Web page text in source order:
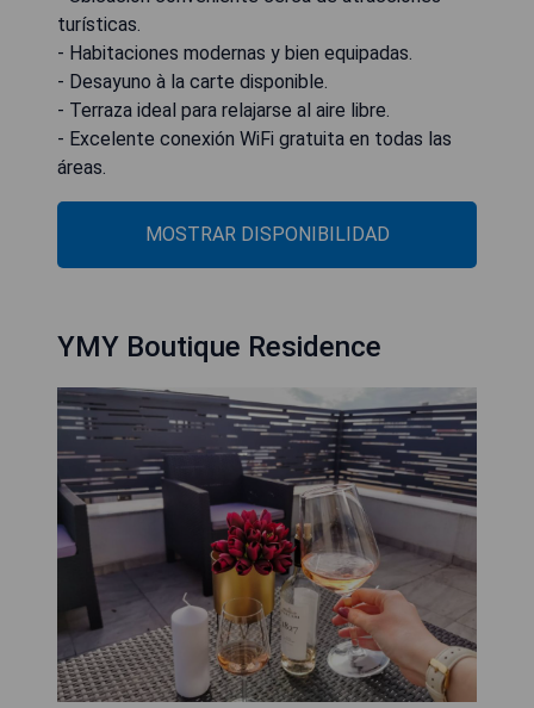
turísticas.
- Habitaciones modernas y bien equipadas.
- Desayuno à la carte disponible.
- Terraza ideal para relajarse al aire libre.
- Excelente conexión WiFi gratuita en todas las
áreas.
MOSTRAR DISPONIBILIDAD
YMY Boutique Residence